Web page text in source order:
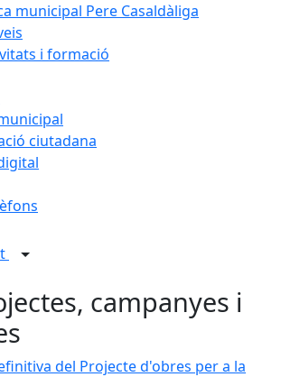
municipal Pere Casaldàliga
i formació
ciutadana
campanyes i
del Projecte d'obres per a la